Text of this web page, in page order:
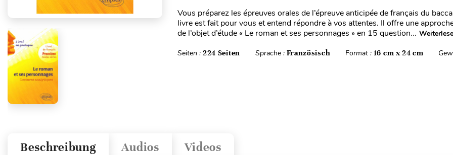
Vous préparez les épreuves orales de l’épreuve anticipée de français du
livre est fait pour vous et entend répondre à vos attentes. Il offre une
de l’objet d’étude « Le roman et ses personnages » en 15 question...
Seiten : 224 Seiten Sprache : Französisch Format : 16 cm x 24 cm
Videos
Audios
Beschreibung